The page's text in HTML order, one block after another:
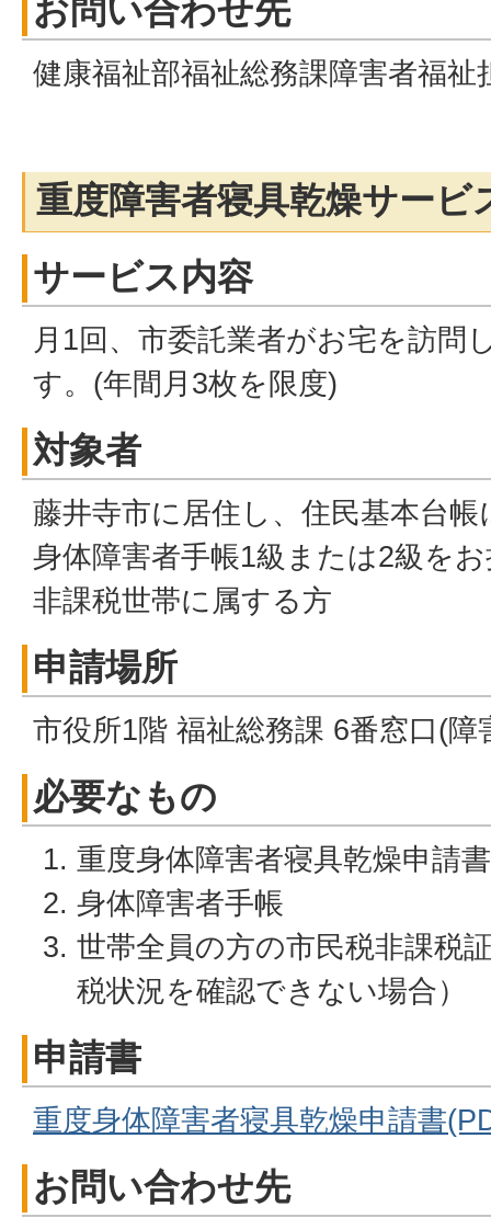
お問い合わせ先
健康福祉部福祉総務課障害者福祉
重度障害者寝具乾燥サービ
サービス内容
月1回、市委託業者がお宅を訪問
す。(年間月3枚を限度)
対象者
藤井寺市に居住し、住民基本台
身体障害者手帳1級または2級を
非課税世帯に属する方
申請場所
市役所1階 福祉総務課 6番窓口(障
必要なもの
重度身体障害者寝具乾燥申請書
身体障害者手帳
世帯全員の方の市民税非課税
税状況を確認できない場合）
申請書
重度身体障害者寝具乾燥申請書
お問い合わせ先